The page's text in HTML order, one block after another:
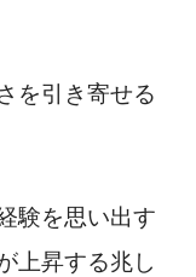
を引き寄せる
験を思い出す
上昇する兆し